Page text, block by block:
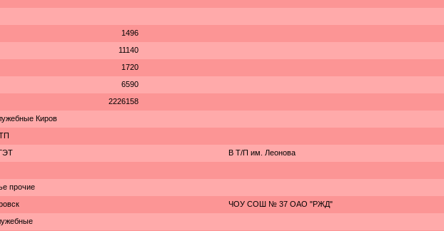
1496
11140
1720
6590
2226158
Киров
В Т/П им. Леонова
прочие
ЧОУ СОШ № 37 ОАО "РЖД"